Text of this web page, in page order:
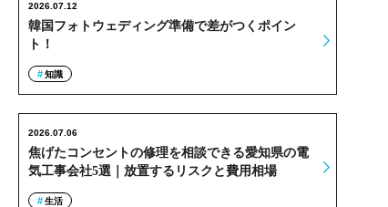
韓国フォトウェディング準備で差がつくポイン
ト！
2026.07.12
知識
焦げたコンセントの修理を相談できる愛知県の電
気工事会社5選｜放置するリスクと費用相場
2026.07.06
生活